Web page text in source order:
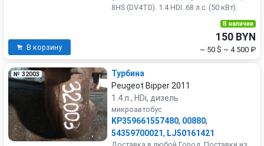
8HS (DV4TD). 1.4 HDI. 68 л.с. (50 кВт).
В корзину
В наличии
150 BYN
~ 50 $ ~ 4 500 ₽
№ 32003
Турбина
Peugeot Bipper 2011
1.4 л., HDi, дизель
микроавтобус
KP359661557480, 00880,
54359700021, LJ50161421